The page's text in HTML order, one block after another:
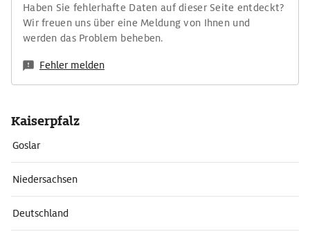
Haben Sie fehlerhafte Daten auf dieser Seite entdeckt?
Wir freuen uns über eine Meldung von Ihnen und
werden das Problem beheben.
Fehler melden
Kaiserpfalz
Goslar
Niedersachsen
Deutschland